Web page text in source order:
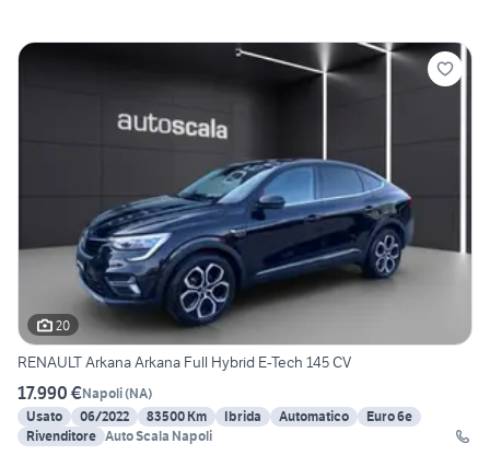
20
RENAULT Arkana Arkana Full Hybrid E-Tech 145 CV
17.990 €Napoli(NA)
Usato
06/2022 83500 Km Ibrida Automatico
Euro 6e
Rivenditore Auto Scala Napoli